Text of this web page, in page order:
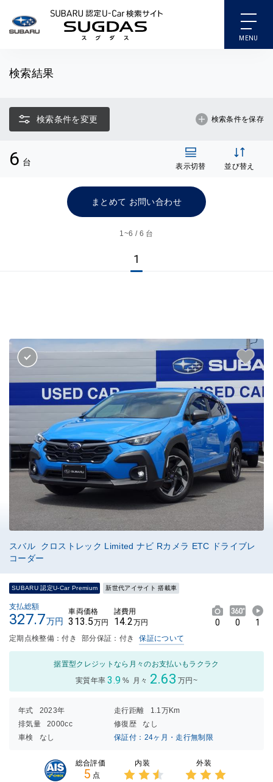
SUBARU 認定U-Car検索
検索結果
検索条件を変更 検索条件を保存
6 台 表示切替 並び替え
まとめて お問い合わせ
1~6 / 6 台
1
スバル クロストレック Limited ナビ Rカメラ ETC ドライブレ
コーダー
SUBARU 認定U-Car Premium 新世代アイサイト 搭載車
支払総額
327.7万円
車両価格
313.5万円
諸費用
14.2万円 0 0 1
定期点検整備：付き 部分保証：付き 保証について
据置型クレジットなら月々のお支払いもラクラク
実質年率 3.9 % 月々 2.63 万円~
年式 2023年 走行距離
1.1万Km
排気量
2000cc 修復歴
なし
車検
なし 保証付：24ヶ月・走行無制限
総合評価
5 点
内装 外装